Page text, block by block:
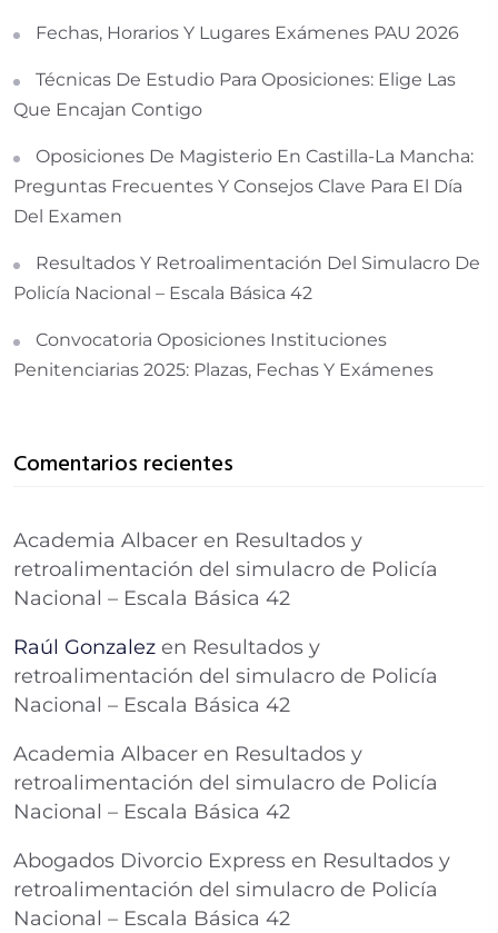
Fechas, Horarios Y Lugares Exámenes PAU 2026
Técnicas De Estudio Para Oposiciones: Elige Las
Que Encajan Contigo
Oposiciones De Magisterio En Castilla-La Mancha:
Preguntas Frecuentes Y Consejos Clave Para El Día
Del Examen
Resultados Y Retroalimentación Del Simulacro De
Policía Nacional – Escala Básica 42
Convocatoria Oposiciones Instituciones
Penitenciarias 2025: Plazas, Fechas Y Exámenes
Comentarios recientes
Academia Albacer en Resultados y
retroalimentación del simulacro de Policía
Nacional – Escala Básica 42
Raúl Gonzalez en Resultados y
retroalimentación del simulacro de Policía
Nacional – Escala Básica 42
Academia Albacer en Resultados y
retroalimentación del simulacro de Policía
Nacional – Escala Básica 42
Abogados Divorcio Express en Resultados y
retroalimentación del simulacro de Policía
Nacional – Escala Básica 42